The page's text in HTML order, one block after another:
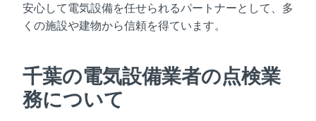
安心して電気設備を任せられるパートナーとして、多
くの施設や建物から信頼を得ています。
千葉の電気設備業者の点検業
務について